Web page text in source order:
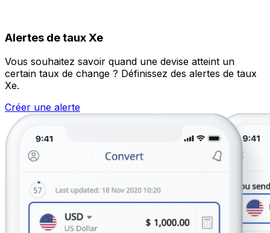
Alertes de taux Xe
Vous souhaitez savoir quand une devise atteint un
certain taux de change ? Définissez des alertes de taux
Xe.
Créer une alerte